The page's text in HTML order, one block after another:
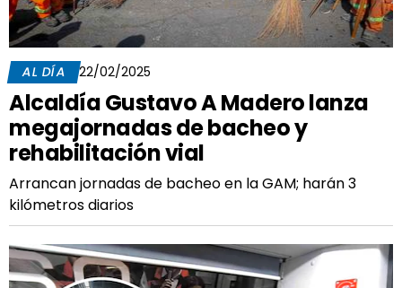
AL DÍA 22/02/2025
Alcaldía Gustavo A Madero lanza
megajornadas de bacheo y
rehabilitación vial
Arrancan jornadas de bacheo en la GAM; harán 3
kilómetros diarios